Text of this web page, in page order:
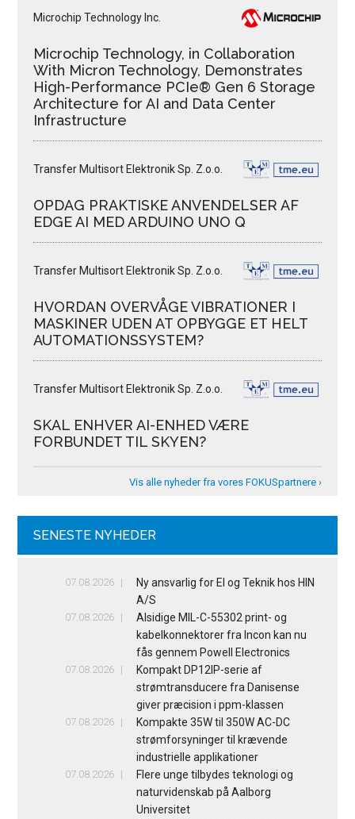
Microchip Technology Inc.
Microchip Technology, in Collaboration
With Micron Technology, Demonstrates
High-Performance PCIe® Gen 6 Storage
Architecture for AI and Data Center
Infrastructure
Transfer Multisort Elektronik Sp. Z.o.o.
OPDAG PRAKTISKE ANVENDELSER AF
EDGE AI MED ARDUINO UNO Q
Transfer Multisort Elektronik Sp. Z.o.o.
HVORDAN OVERVÅGE VIBRATIONER I
MASKINER UDEN AT OPBYGGE ET HELT
AUTOMATIONSSYSTEM?
Transfer Multisort Elektronik Sp. Z.o.o.
SKAL ENHVER AI-ENHED VÆRE
FORBUNDET TIL SKYEN?
Vis alle nyheder fra vores FOKUSpartnere ›
SENESTE NYHEDER
07.08.2026
Ny ansvarlig for El og Teknik hos HIN
A/S
07.08.2026
Alsidige MIL-C-55302 print- og
kabelkonnektorer fra Incon kan nu
fås gennem Powell Electronics
07.08.2026
Kompakt DP12IP-serie af
strømtransducere fra Danisense
giver præcision i ppm-klassen
07.08.2026
Kompakte 35W til 350W AC-DC
strømforsyninger til krævende
industrielle applikationer
07.08.2026
Flere unge tilbydes teknologi og
naturvidenskab på Aalborg
Universitet